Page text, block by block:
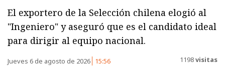
El exportero de la Selección chilena elogió al
"Ingeniero" y aseguró que es el candidato ideal
para dirigir al equipo nacional.
Jueves 6 de agosto de 2026 15:56 1198visitas